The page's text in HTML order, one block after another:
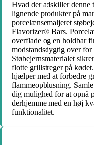
Hvad der adskiller denne
lignende produkter på
porcelænsemaljeret
Flavorizer® Bars.
overflade og en holdbar
modstandsdygtig over for
Støbejernsmaterialet
flotte grillstreger på
hjælper med at forbedre
flammeopblusning.
dig mulighed for at opnå
derhjemme med en høj
funktionalitet.